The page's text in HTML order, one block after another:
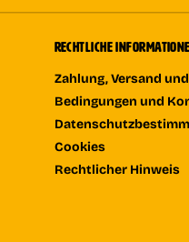
RECHTLICHE
Zahlung, Versand
Bedingungen und
Cookies
Rechtlicher Hinweis